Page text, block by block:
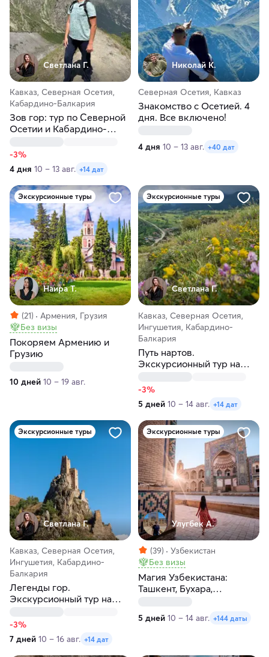
Светлана Г.
Кавказ, Северная Осетия,
Кабардино-Балкария
Зов гор: тур по Северной
Осетии и Кабардино-
-3%
4 дня 10 – 13 авг. +14 дат
Николай К.
Северная Осетия, Кавказ
Знакомство с Осетией. 4
дня. Все включено!
4 дня 10 – 13 авг. +40 дат
Экскурсионные туры
Наира Т.
(21)
Армения, Грузия
Без визы
Покоряем Армению и
Грузию
10 дней 10 – 19 авг.
Экскурсионные туры
Светлана Г.
Кавказ, Северная Осетия,
Ингушетия, Кабардино-
Балкария
Путь нартов.
Экскурсионный тур на
-3%
5 дней 10 – 14 авг. +14 дат
Экскурсионные туры
Светлана Г.
Кавказ, Северная Осетия,
Ингушетия, Кабардино-
Балкария
Легенды гор.
Экскурсионный тур на
-3%
7 дней 10 – 16 авг. +14 дат
Экскурсионные туры
Улугбек А.
(39)
Узбекистан
Без визы
Магия Узбекистана:
Ташкент, Бухара,
5 дней 10 – 14 авг. +144 даты